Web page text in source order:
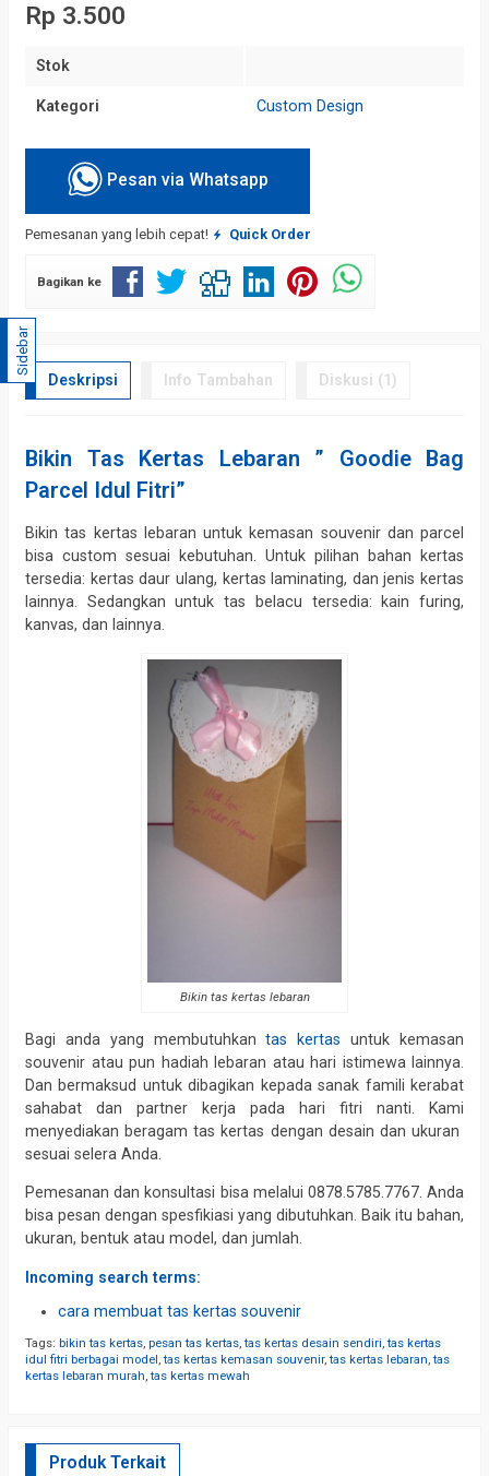
Rp 3.500
Stok
Kategori Custom Design
Pesan via Whatsapp
Pemesanan yang lebih cepat! Quick Order
Bagikan ke
Deskripsi Info Tambahan Diskusi (1)
Bikin Tas Kertas Lebaran ” Goodie Bag
Parcel Idul Fitri”
Bikin tas kertas lebaran untuk kemasan souvenir dan parcel
bisa custom sesuai kebutuhan. Untuk pilihan bahan kertas
tersedia: kertas daur ulang, kertas laminating, dan jenis kertas
lainnya. Sedangkan untuk tas belacu tersedia: kain furing,
kanvas, dan lainnya.
Bikin tas kertas lebaran
Bagi anda yang membutuhkantas kertas untuk kemasan
souvenir atau pun hadiah lebaran atau hari istimewa lainnya.
Dan bermaksud untuk dibagikan kepada sanak famili kerabat
sahabat dan partner kerja pada hari fitri nanti. Kami
menyediakan beragam tas kertas dengan desain dan ukuran
sesuai selera Anda.
Pemesanan dan konsultasi bisa melalui 0878.5785.7767. Anda
bisa pesan dengan spesfikiasi yang dibutuhkan. Baik itu bahan,
ukuran, bentuk atau model, dan jumlah.
Incoming search terms:
cara membuat tas kertas souvenir
Tags: bikin tas kertas, pesan tas kertas,tas kertas desain sendiri,tas kertas
idul fitri berbagai model,tas kertas kemasan souvenir,tas kertas lebaran,tas
kertas lebaran murah,tas kertas mewah
Produk Terkait
Sidebar